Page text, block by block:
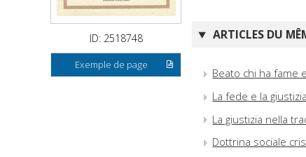
ID: 2518748
Exemple de page
ARTICLES DU
Beato chi ha fame
La fede e la giustizia
La giustizia nella
Dottrina sociale